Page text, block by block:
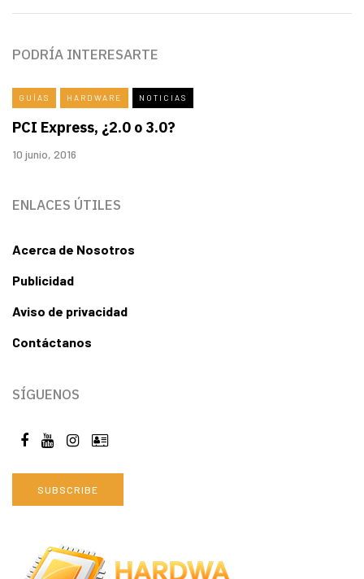
PODRÍA INTERESARTE
GUÍAS HARDWARE NOTICIAS
PCI Express, ¿2.0 o 3.0?
10 junio, 2016
ENLACES ÚTILES
Acerca de Nosotros
Publicidad
Aviso de privacidad
Contáctanos
SÍGUENOS
SUBSCRIBE